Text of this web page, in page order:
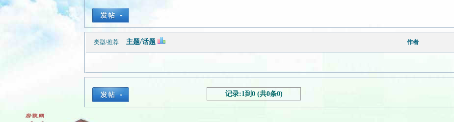
类型/推荐 主题/话题 作者
记录:1到0 (共0条0)